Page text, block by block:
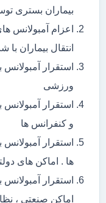
بیماران بستری
انتقال بیماران
استقرار
ورزشی
استقرار
و کنفرانس ها
استقرار
ها . اماکن های
استقرار
اماکن صنعتی ،